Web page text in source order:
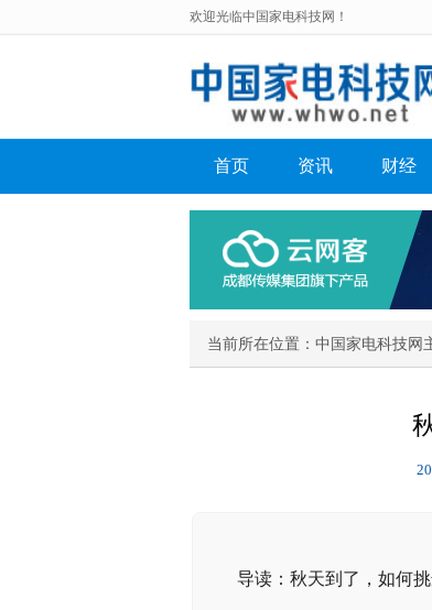
欢迎光临中国家电科技网！
首页 资讯 财经
当前所在位置： 中国家电科技网
导读：秋天到了，如何